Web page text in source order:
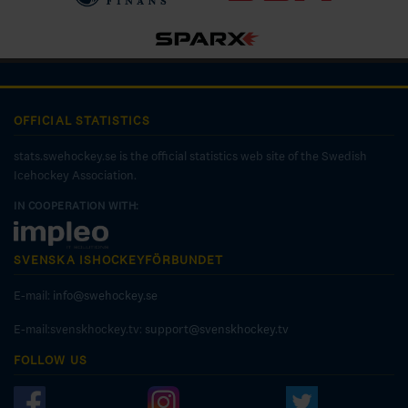
OFFICIAL STATISTICS
stats.swehockey.se is the official statistics web site of the Swedish
Icehockey Association.
IN COOPERATION WITH:
SVENSKA ISHOCKEYFÖRBUNDET
E-mail: info@swehockey.se
E-mail:svenskhockey.tv: support@svenskhockey.tv
FOLLOW US